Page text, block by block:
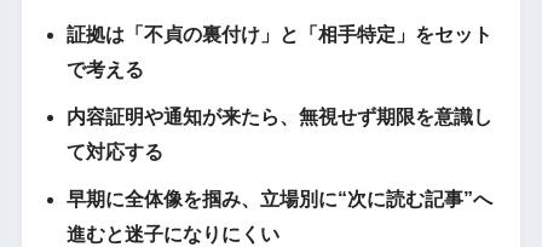
証拠は「不貞の裏付け」と「相手特定」をセット
で考える
内容証明や通知が来たら、無視せず期限を意識し
て対応する
早期に全体像を掴み、立場別に“次に読む記事”へ
進むと迷子になりにくい